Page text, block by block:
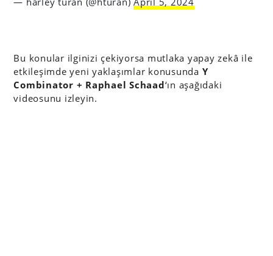
Bu konular ilginizi çekiyorsa mutlaka yapay zekâ ile
etkileşimde yeni yaklaşımlar konusunda Y
Combinator + Raphael Schaad‘ın aşağıdaki
videosunu izleyin.